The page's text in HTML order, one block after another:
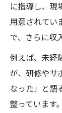
に指導し、現
用意されてい
で、さらに収
例えば、未経
が、研修やサ
なった」と語
整っています